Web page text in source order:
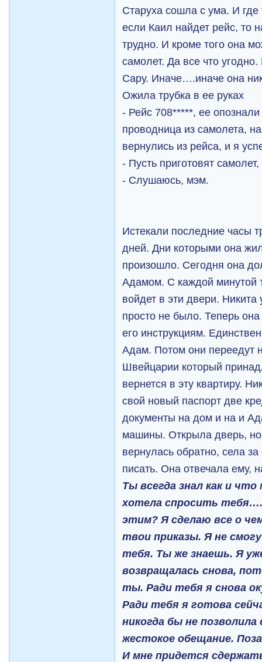
Старуха сошла с ума. И где
если Каил найдет рейс, то
трудно. И кроме того она
самолет. Да все что
Сару. Иначе….иначе она
Ожила трубка в ее руках
- Рейс 708*****, ее
проводница из самолета,
вернулись из рейса, и я
- Пусть приготовят
- Слушаюсь, мэм.
Истекали последние часы
дней. Дни которыми она
произошло. Сегодня она
Адамом. С каждой минутой
войдет в эти двери.
просто не было. Теперь
его инструкциям.
Адам. Потом они переедут
Швейцарии который
вернется в эту квартиру.
свой новый паспорт две
документы на дом и на и
машины. Открыла дверь,
вернулась обратно, села
писать. Она отвечала ему,
Ты всегда знал как и
хотела спросить
этим? Я сделаю все о
твои приказы. Я не
тебя. Ты же знаешь. Я
возвращалась снова,
ты. Ради тебя я снова
Ради тебя я готова
никогда бы не
жестокое обещание.
И мне придется